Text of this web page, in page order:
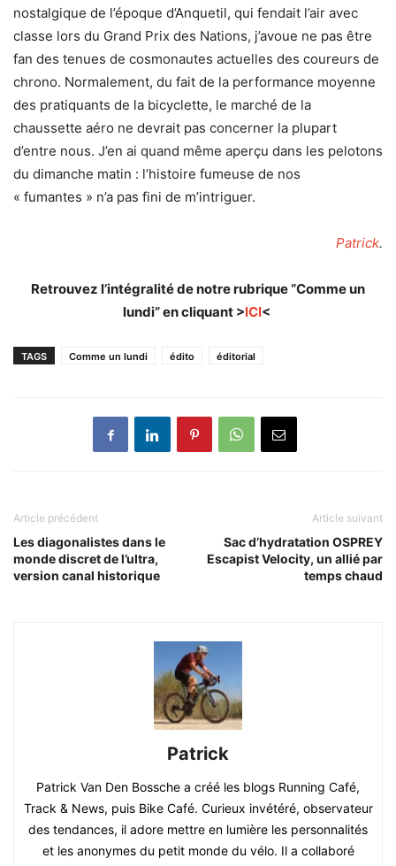
nostalgique de l’époque d’Anquetil, qui fendait l’air avec
classe lors du Grand Prix des Nations, j’avoue ne pas être
fan des tenues de cosmonautes actuelles des coureurs de
chrono. Normalement, du fait de la performance moyenne
des pratiquants de la bicyclette, le marché de la
chaussette aéro ne devrait pas concerner la plupart
d’entre nous. J’en ai quand même aperçu dans les pelotons
du dimanche matin : l’histoire fumeuse de nos
« fumantes » n’a pas fini de m’intriguer.
Patrick.
Retrouvez l’intégralité de notre rubrique “Comme un
lundi” en cliquant >ICI<
TAGS Comme un lundi édito éditorial
Article précédent
Les diagonalistes dans le
monde discret de l’ultra,
version canal historique
Article suivant
Sac d’hydratation OSPREY
Escapist Velocity, un allié par
temps chaud
Patrick
Patrick Van Den Bossche a créé les blogs Running Café,
Track & News, puis Bike Café. Curieux invétéré, observateur
des tendances, il adore mettre en lumière les personnalités
et les anonymes du petit monde du vélo. Il a collaboré